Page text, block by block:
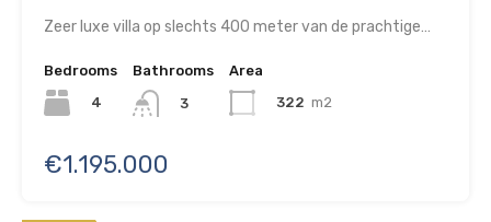
Zeer luxe villa op slechts 400 meter van de prachtige…
Bedrooms
4
Bathrooms
3
Area
322 m2
€1.195.000